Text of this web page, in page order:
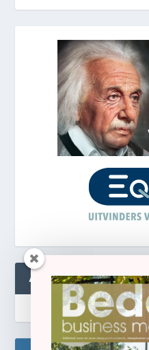
ABONNEREN